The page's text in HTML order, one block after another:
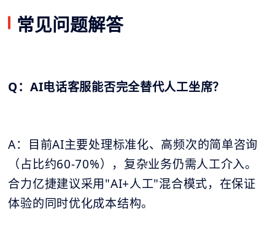
常见问题解答
Q：AI电话客服能否完全替代人工坐席？
A：目前AI主要处理标准化、高频次的简单咨询
（占比约60-70%），复杂业务仍需人工介入。
合力亿捷建议采用"AI+人工"混合模式，在保证
体验的同时优化成本结构。